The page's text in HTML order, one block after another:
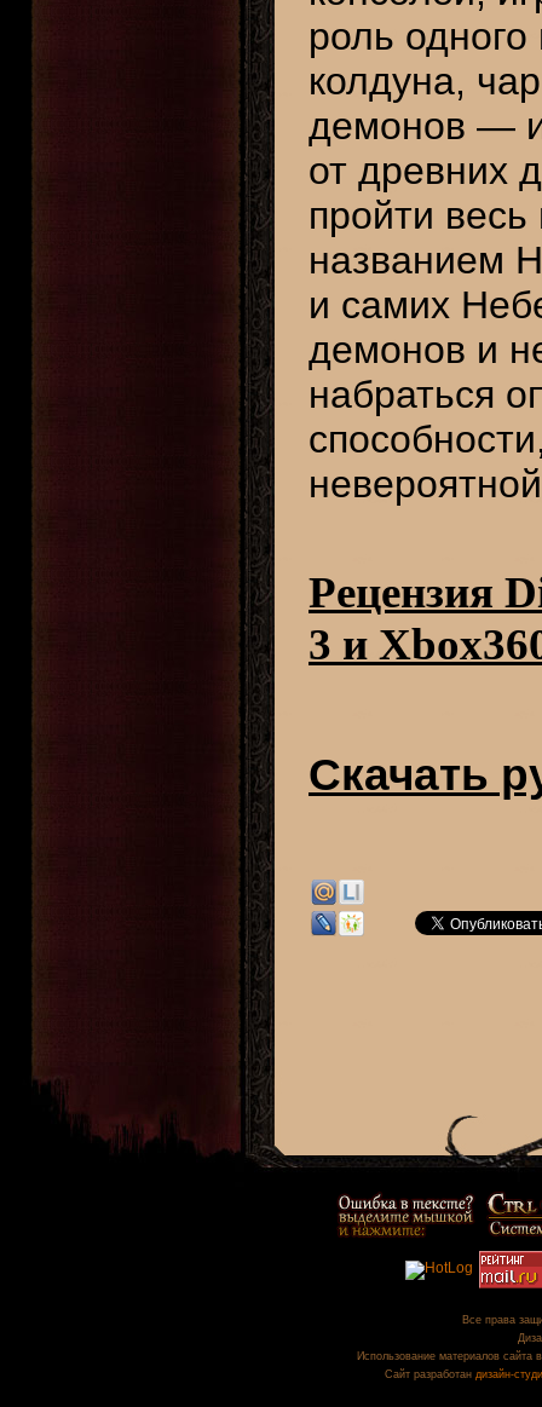
роль
колдуна,
демонов — и
от древних
пройти весь
названием
и самих
демонов и
набраться
Рецензия
3 и
Скачать
Все права
Использование материалов сайта
Сайт разработан дизайн-